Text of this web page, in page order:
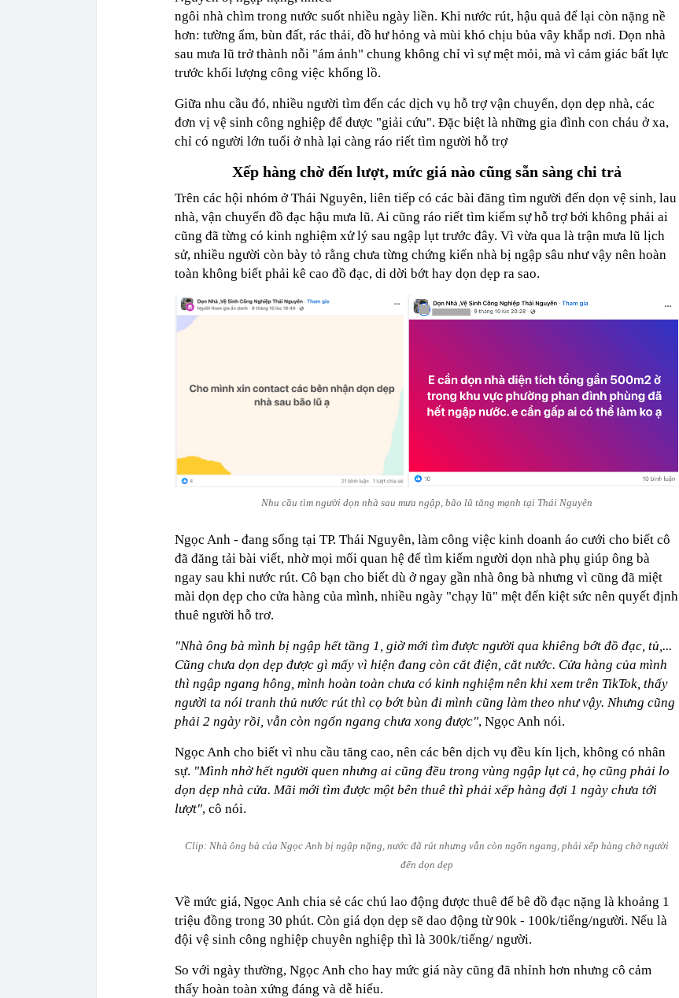
22:02
Nam NSND, Giám đốc Nhà hát Chèo Quân đội mua ô tô tặng sinh nhật
vợ thiếu tá kém 12 tuổi
21:51
Một ô tô biển 29A "dính" gần 100 lần phạt nguội do chạy quá tốc độ quy
định: Riêng tháng 7/2026 vi phạm 21 lần
21:37
Tổng thống Trump bực bội vì lộ tin về kho đạn dược Mỹ
ngôi nhà chìm trong nước suốt nhiều ngày liền. Khi nước rút, hậu quả để lại còn nặng nề
hơn: tường ẩm, bùn đất, rác thải, đồ hư hỏng và mùi khó chịu bủa vây khắp nơi. Dọn nhà
sau mưa lũ trở thành nỗi "ám ảnh" chung không chỉ vì sự mệt mỏi, mà vì cảm giác bất lực
trước khối lượng công việc khổng lồ.
Giữa nhu cầu đó, nhiều người tìm đến các dịch vụ hỗ trợ vận chuyển, dọn dẹp nhà, các
đơn vị vệ sinh công nghiệp để được "giải cứu". Đặc biệt là những gia đình con cháu ở xa,
chỉ có người lớn tuổi ở nhà lại càng ráo riết tìm người hỗ trợ
Xếp hàng chờ đến lượt, mức giá nào cũng sẵn sàng chi trả
Trên các hội nhóm ở Thái Nguyên, liên tiếp có các bài đăng tìm người đến dọn vệ sinh, lau
nhà, vận chuyển đồ đạc hậu mưa lũ. Ai cũng ráo riết tìm kiếm sự hỗ trợ bởi không phải ai
cũng đã từng có kinh nghiệm xử lý sau ngập lụt trước đây. Vì vừa qua là trận mưa lũ lịch
sử, nhiều người còn bày tỏ rằng chưa từng chứng kiến nhà bị ngập sâu như vậy nên hoàn
toàn không biết phải kê cao đồ đạc, di dời bớt hay dọn dẹp ra sao.
Nhu cầu tìm người dọn nhà sau mưa ngập, bão lũ tăng mạnh tại Thái Nguyên
Ngọc Anh - đang sống tại TP. Thái Nguyên, làm công việc kinh doanh áo cưới cho biết cô
đã đăng tải bài viết, nhờ mọi mối quan hệ để tìm kiếm người dọn nhà phụ giúp ông bà
ngay sau khi nước rút. Cô bạn cho biết dù ở ngay gần nhà ông bà nhưng vì cũng đã miệt
mài dọn dẹp cho cửa hàng của mình, nhiều ngày "chạy lũ" mệt đến kiệt sức nên quyết định
thuê người hỗ trơ.
"Nhà ông bà mình bị ngập hết tầng 1, giờ mới tìm được người qua khiêng bớt đồ đạc, tủ,...
Cũng chưa dọn dẹp được gì mấy vì hiện đang còn cắt điện, cắt nước. Cửa hàng của mình
thì ngập ngang hông, mình hoàn toàn chưa có kinh nghiệm nên khi xem trên TikTok, thấy
người ta nói tranh thủ nước rút thì cọ bớt bùn đi mình cũng làm theo như vậy. Nhưng cũng
phải 2 ngày rồi, vẫn còn ngổn ngang chưa xong được", Ngọc Anh nói.
Ngọc Anh cho biết vì nhu cầu tăng cao, nên các bên dịch vụ đều kín lịch, không có nhân
sự. "Mình nhờ hết người quen nhưng ai cũng đều trong vùng ngập lụt cả, họ cũng phải lo
dọn dẹp nhà cửa. Mãi mới tìm được một bên thuê thì phải xếp hàng đợi 1 ngày chưa tới
lượt", cô nói.
Clip: Nhà ông bà của Ngọc Anh bị ngập nặng, nước đã rút nhưng vẫn còn ngổn ngang, phải xếp hàng chờ người
đến dọn dẹp
Về mức giá, Ngọc Anh chia sẻ các chú lao động được thuê để bê đồ đạc nặng là khoảng 1
triệu đồng trong 30 phút. Còn giá dọn dẹp sẽ dao động từ 90k - 100k/tiếng/người. Nếu là
đội vệ sinh công nghiệp chuyên nghiệp thì là 300k/tiếng/ người.
So với ngày thường, Ngọc Anh cho hay mức giá này cũng đã nhỉnh hơn nhưng cô cảm
thấy hoàn toàn xứng đáng và dễ hiểu.